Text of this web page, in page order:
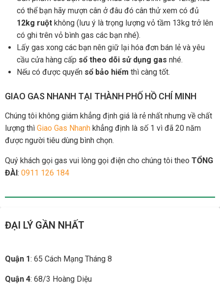
có thể bạn hãy mượn cân ở đâu đó cân thử xem có đủ
12kg ruột không (lưu ý là trọng lượng vỏ tầm 13kg trở lên
có ghi trên vỏ bình gas các bạn nhé).
Lấy gas xong các bạn nên giữ lại hóa đơn bán lẻ và yêu
cầu cửa hàng cấp sổ theo dõi sử dụng gas nhé.
Nếu có được quyển sổ bảo hiểm thì càng tốt.
GIAO GAS NHANH TẠI THÀNH PHỐ HỒ CHÍ MINH
Chúng tôi không giám khẳng định giá là rẻ nhất nhưng về chất
lượng thì Giao Gas Nhanh khẳng định là số 1 vì đã 20 năm
được người tiêu dùng bình chọn.
Quý khách gọi gas vui lòng gọi điện cho chúng tôi theo TỔNG
ĐÀI: 0911 126 184
ĐẠI LÝ GẦN NHẤT
Quận 1: 65 Cách Mạng Tháng 8
Quận 4: 68/3 Hoàng Diệu